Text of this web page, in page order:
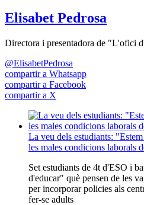
Elisabet Pedrosa
Directora i presentadora de "L'ofici
@ElisabetPedrosa
compartir a Whatsapp
compartir a Facebook
compartir a X
La veu dels estudiants:
les males condicions laborals
Set estudiants de 4t d'ESO i
d'educar" què pensen de les
per incorporar policies als
fer-se adults